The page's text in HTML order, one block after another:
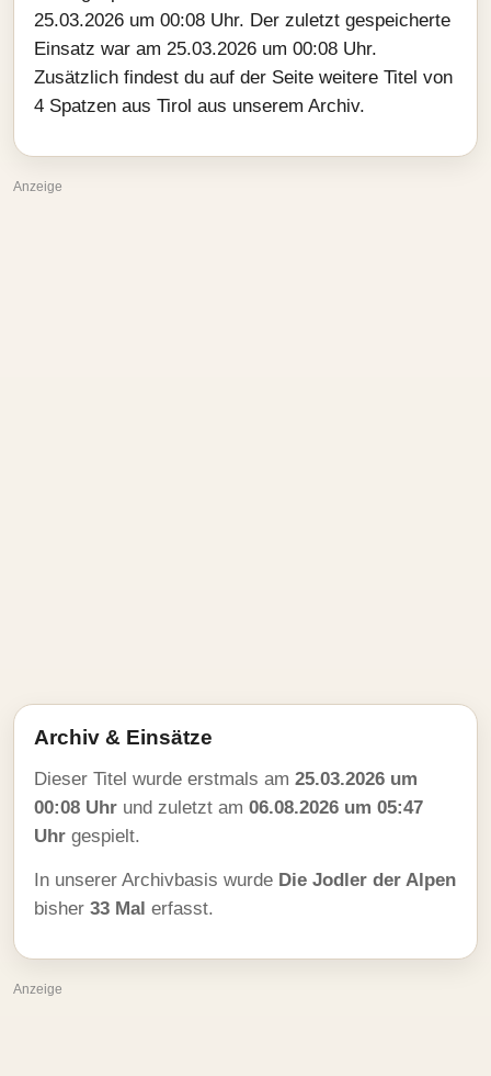
25.03.2026 um 00:08 Uhr. Der zuletzt gespeicherte
Einsatz war am 25.03.2026 um 00:08 Uhr.
Zusätzlich findest du auf der Seite weitere Titel von
4 Spatzen aus Tirol aus unserem Archiv.
Anzeige
Archiv & Einsätze
Dieser Titel wurde erstmals am 25.03.2026 um
00:08 Uhr und zuletzt am 06.08.2026 um 05:47
Uhr gespielt.
In unserer Archivbasis wurde Die Jodler der Alpen
bisher 33 Mal erfasst.
Anzeige